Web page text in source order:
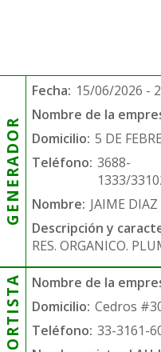
GENERADOR
Fecha: 15/06/2026 -
Nombre de la
Domicilio: 5 DE
Teléfono: 3688-
1333/
Nombre: JAIME
Descripción y
RES. ORGANICO.
Nombre de la
Domicilio: Cedros
Teléfono: 33-3161-